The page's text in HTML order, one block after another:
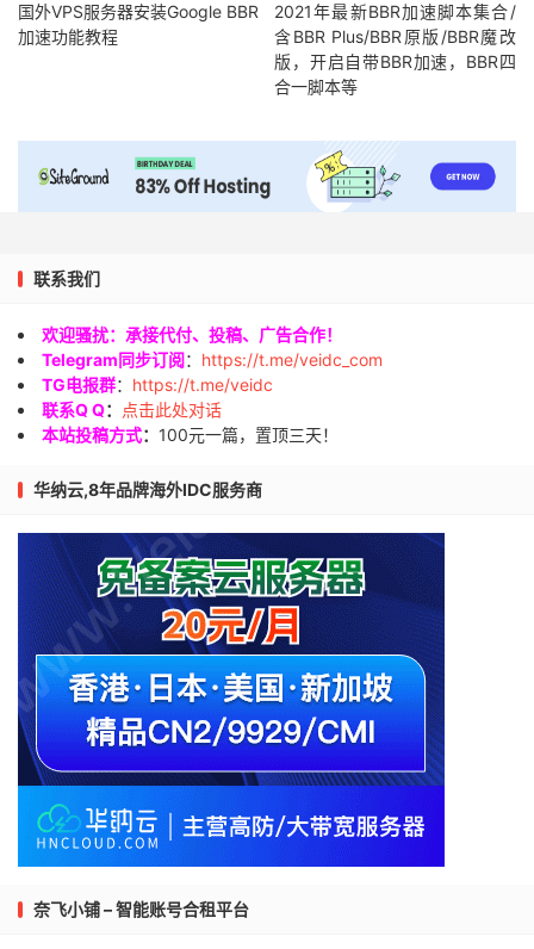
国外VPS服务器安装Google BBR
加速功能教程
2021年最新BBR加速脚本集合/
含BBR Plus/BBR原版/BBR魔改
版，开启自带BBR加速，BBR四
合一脚本等
联系我们
欢迎骚扰：承接代付、投稿、广告合作！
Telegram同步订阅： https://t.me/veidc_com
TG电报群： https://t.me/veidc
联系Q Q：
点击此处对话
本站投稿方式： 100元一篇，置顶三天！
华纳云,8年品牌海外IDC服务商
奈飞小铺 – 智能账号合租平台